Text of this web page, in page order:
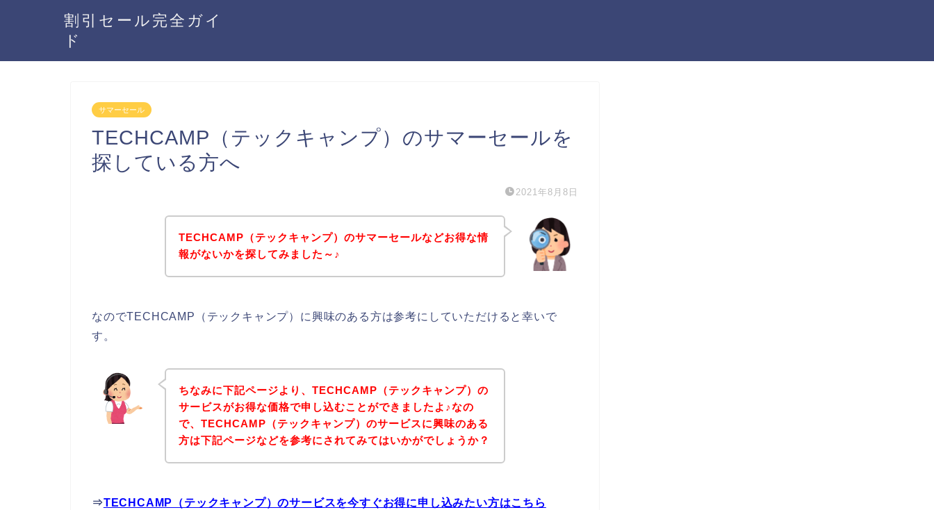
割引セール完全ガイ
ド
サマーセール
TECHCAMP（テックキャンプ）のサマーセールを
探している方へ
2021年8月8日
TECHCAMP（テックキャンプ）のサマーセールなどお得な情
報がないかを探してみました～♪
なのでTECHCAMP（テックキャンプ）に興味のある方は参考にしていただけると幸いで
す。
ちなみに下記ページより、TECHCAMP（テックキャンプ）の
サービスがお得な価格で申し込むことができましたよ♪なの
で、TECHCAMP（テックキャンプ）のサービスに興味のある
方は下記ページなどを参考にされてみてはいかがでしょうか？
⇒TECHCAMP（テックキャンプ）のサービスを今すぐお得に申し込みたい方はこちら